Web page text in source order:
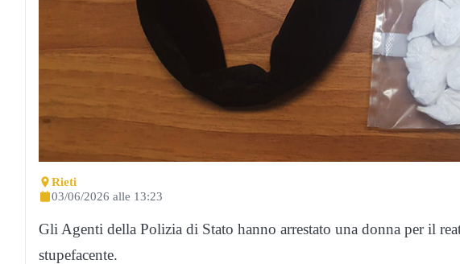
Rieti
03/06/2026 alle 13:23
Gli Agenti della Polizia di Stato hanno arrestato una donna per il
stupefacente.